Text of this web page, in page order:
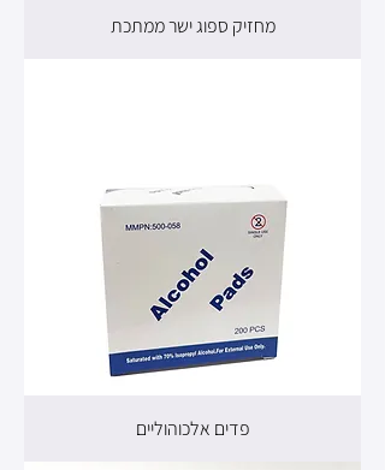
מחזיק ספוג ישר ממתכת
פדים אלכוהוליים